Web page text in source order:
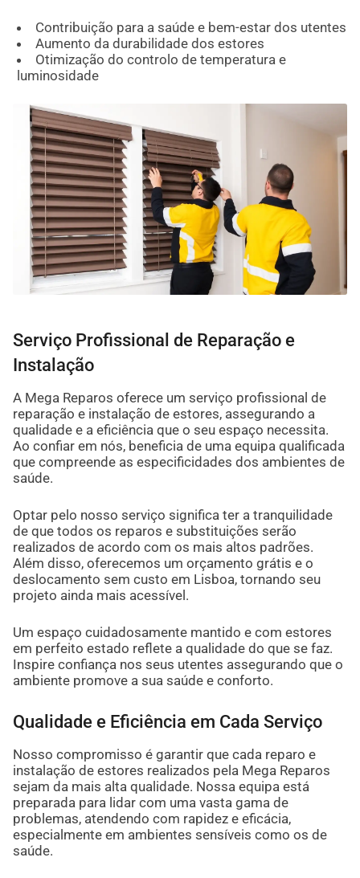
Contribuição para a saúde e bem-estar dos utentes
Aumento da durabilidade dos estores
Otimização do controlo de temperatura e
luminosidade
Serviço Profissional de Reparação e
Instalação
A Mega Reparos oferece um serviço profissional de
reparação e instalação de estores, assegurando a
qualidade e a eficiência que o seu espaço necessita.
Ao confiar em nós, beneficia de uma equipa qualificada
que compreende as especificidades dos ambientes de
saúde.
Optar pelo nosso serviço significa ter a tranquilidade
de que todos os reparos e substituições serão
realizados de acordo com os mais altos padrões.
Além disso, oferecemos um orçamento grátis e o
deslocamento sem custo em Lisboa, tornando seu
projeto ainda mais acessível.
Um espaço cuidadosamente mantido e com estores
em perfeito estado reflete a qualidade do que se faz.
Inspire confiança nos seus utentes assegurando que o
ambiente promove a sua saúde e conforto.
Qualidade e Eficiência em Cada Serviço
Nosso compromisso é garantir que cada reparo e
instalação de estores realizados pela Mega Reparos
sejam da mais alta qualidade. Nossa equipa está
preparada para lidar com uma vasta gama de
problemas, atendendo com rapidez e eficácia,
especialmente em ambientes sensíveis como os de
saúde.